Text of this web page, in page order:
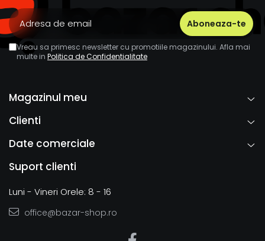
Vreau sa primesc newsletter cu promotiile magazinului. Afla mai
multe in Politica de Confidentialitate
Magazinul meu
Clienti
Date comerciale
Suport clienti
Luni - Vineri Orele: 8 - 16
office@bazar-shop.ro